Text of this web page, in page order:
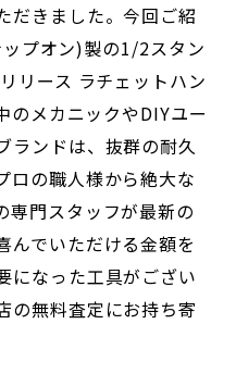
だきました。今回ご紹
プオン)製の1/2スタン
リース ラチェットハン
のメカニックやDIYユー
ランドは、抜群の耐久
ロの職人様から絶大な
専門スタッフが最新の
んでいただける金額を
になった工具がござい
の無料査定にお持ち寄